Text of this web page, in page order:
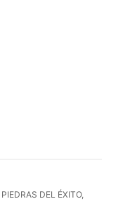
PIEDRAS DEL ÉXITO,